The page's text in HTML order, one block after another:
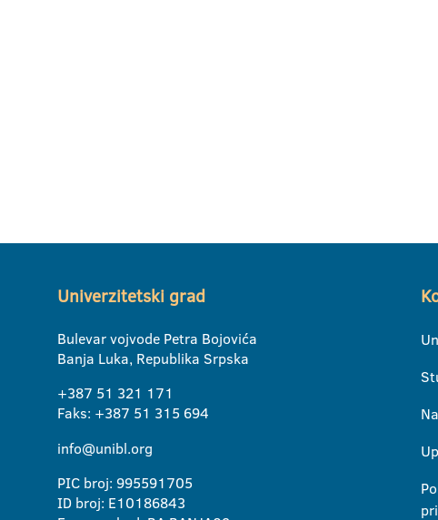
Univerzitetski grad
Bulevar vojvode Petra Bojovića
Banja Luka, Republika Srpska
+387 51 321 171
Faks: +387 51 315 694
info@unibl.org
PIC broj: 995591705
ID broj: E10186843